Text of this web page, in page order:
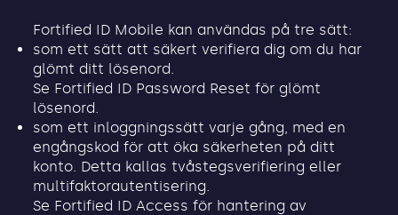
Fortified ID Mobile kan användas på tre sätt:
som ett sätt att säkert verifiera dig om du har
glömt ditt lösenord.
Se Fortified ID Password Reset för glömt
lösenord.
som ett inloggningssätt varje gång, med en
engångskod för att öka säkerheten på ditt
konto. Detta kallas tvåstegsverifiering eller
multifaktorautentisering.
Se Fortified ID Access för hantering av